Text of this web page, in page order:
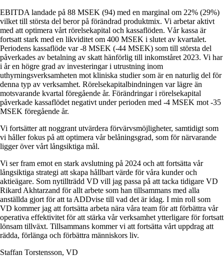
EBITDA landade på 88 MSEK (94) med en marginal om 22% (29%)
vilket till största del beror på förändrad produktmix. Vi arbetar aktivt
med att optimera vårt rörelsekapital och kassaflöden. Vår kassa är
fortsatt stark med en likviditet om 400 MSEK i slutet av kvartalet.
Periodens kassaflöde var -8 MSEK (-44 MSEK) som till största del
påverkades av betalning av skatt hänförlig till inkomståret 2023. Vi har
i år en högre grad av investeringar i utrustning inom
uthyrningsverksamheten mot kliniska studier som är en naturlig del för
denna typ av verksamhet. Rörelsekapitalbindningen var lägre än
motsvarande kvartal föregående år. Förändringar i rörelsekapital
påverkade kassaflödet negativt under perioden med -4 MSEK mot -35
MSEK föregående år.
Vi fortsätter att noggrant utvärdera förvärvsmöjligheter, samtidigt som
vi håller fokus på att optimera vår belåningsgrad, som för närvarande
ligger över vårt långsiktiga mål.
Vi ser fram emot en stark avslutning på 2024 och att fortsätta vår
långsiktiga strategi att skapa hållbart värde för våra kunder och
aktieägare. Som nytillträdd VD vill jag passa på att tacka tidigare VD
Rikard Akhtarzand för allt arbete som han tillsammans med alla
anställda gjort för att ta ADDvise till vad det är idag. I min roll som
VD kommer jag att fortsätta arbeta nära våra team för att förbättra vår
operativa effektivitet för att stärka vår verksamhet ytterligare för fortsatt
lönsam tillväxt. Tillsammans kommer vi att fortsätta vårt uppdrag att
rädda, förlänga och förbättra människors liv.
Staffan Torstensson, VD